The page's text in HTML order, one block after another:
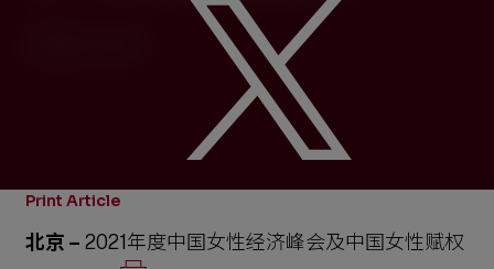
Print Article
北京 –2021年度中国女性经济峰会及中国女性赋权